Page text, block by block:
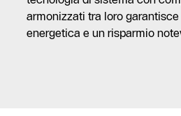
armonizzati tra loro
energetica e un risparmio